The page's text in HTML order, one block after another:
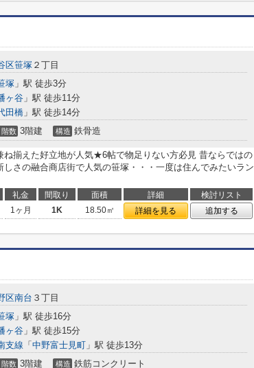
区笹塚 ２丁目
塚 」駅 徒歩3分
ヶ谷 」駅 徒歩11分
田橋 」駅 徒歩14分
階数 3階建 構造 鉄骨造
揃えた好立地が人気★6帖で物足りない方必見 昔ならではの
しさの融合商店街で人気の笹塚・・・一度は住んでみたいラン
礼金 間取り 面積 詳細
検討リスト
1ヶ月 1K 18.50㎡ 詳細を見る 追加する
区南台 ３丁目
塚 」駅 徒歩16分
ヶ谷 」駅 徒歩15分
支線 「 中野富士見町 」駅 徒歩13分
階数 3階建 構造 鉄筋コンクリート